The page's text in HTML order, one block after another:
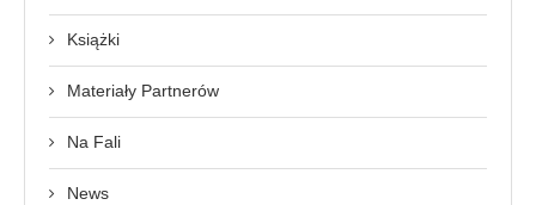
Książki
Materiały Partnerów
Na Fali
News